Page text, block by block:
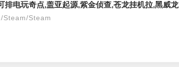
排电玩奇点,盖亚起源,紫金侦查,苍龙挂机拉,黑威龙
Steam/Steam